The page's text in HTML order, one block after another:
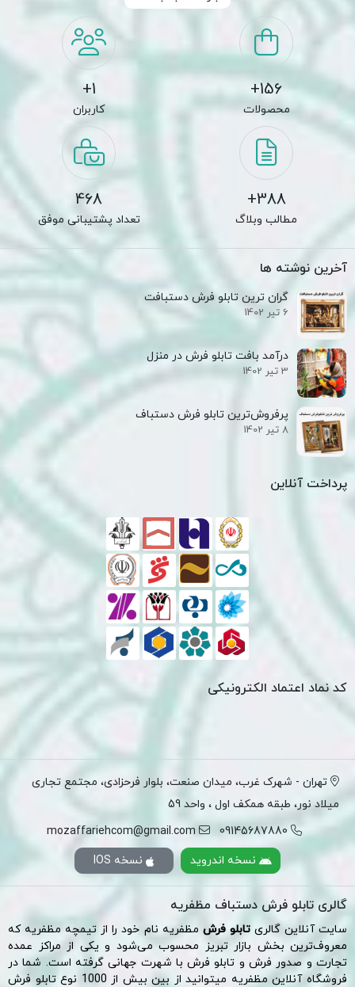
156+
محصولات
1+
کاربران
388+
مطالب وبلاگ
468
تعداد پشتیبانی موفق
آخرین نوشته ها
گران ترین تابلو فرش دستبافت
6 تیر 1402
درآمد بافت تابلو فرش در منزل
3 تیر 1402
پرفروش‌ترین تابلو فرش دستباف
8 تیر 1402
پرداخت آنلاین
کد نماد اعتماد الکترونیکی
تهران - شهرک غرب، میدان صنعت، بلوار فرحزادی، مجتمع تجاری
میلاد نور، طبقه همکف اول ، واحد 59
09145687880
mozaffariehcom@gmail.com
نسخه اندروید
نسخه IOS
گالری تابلو فرش دستباف مظفریه
سایت آنلاین گالریتابلو فرش مظفریه نام خود را از تیمچه مظفریه که
معروف‌ترین بخش بازار تبریز محسوب می‌شود و یکی از مراکز عمده
تجارت و صدور فرش و تابلو فرش با شهرت جهانی گرفته است. شما در
فروشگاه آنلاین مظفریه میتوانید از بین بیش از 1000 نوع تابلو فرش